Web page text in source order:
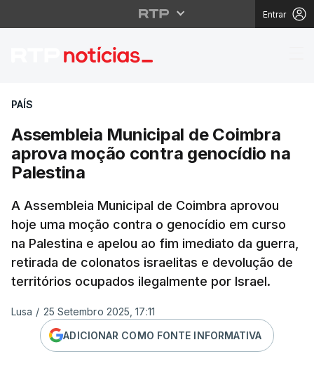
Entrar
Assembleia
PAÍS
Assembleia Municipal de Coimbra
aprova moção contra genocídio na
Palestina
A Assembleia Municipal de Coimbra aprovou
hoje uma moção contra o genocídio em curso
na Palestina e apelou ao fim imediato da guerra,
retirada de colonatos israelitas e devolução de
territórios ocupados ilegalmente por Israel.
Lusa / 25 Setembro 2025, 17:11
ADICIONAR COMO FONTE INFORMATIVA